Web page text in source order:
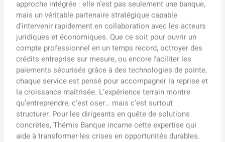
approche intégrée : elle n’est pas seulement une banque,
mais un véritable partenaire stratégique capable
d’intervenir rapidement en collaboration avec les acteurs
juridiques et économiques. Que ce soit pour ouvrir un
compte professionnel en un temps record, octroyer des
crédits entreprise sur mesure, ou encore faciliter les
paiements sécurisés grâce à des technologies de pointe,
chaque service est pensé pour accompagner la reprise et
la croissance maîtrisée. L’expérience terrain montre
qu’entreprendre, c’est oser… mais c’est surtout
structurer. Pour les dirigeants en quête de solutions
concrètes, Thémis Banque incarne cette expertise qui
aide à transformer les crises en opportunités durables.